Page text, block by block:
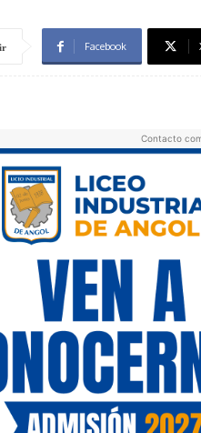
Facebook
Contacto